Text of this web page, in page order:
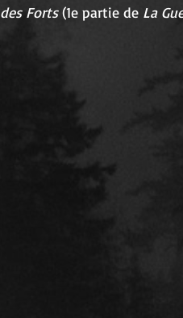
des Forts (1e partie de La